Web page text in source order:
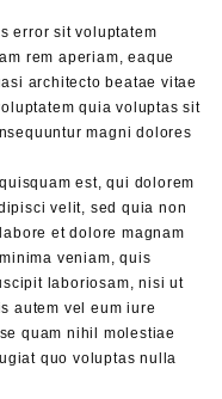
error sit voluptatem
rem aperiam, eaque
architecto beatae vitae
quia voluptas sit
magni dolores
est, qui dolorem
velit, sed quia non
et dolore magnam
veniam, quis
laboriosam, nisi ut
autem vel eum iure
quam nihil molestiae
quo voluptas nulla